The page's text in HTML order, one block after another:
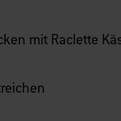
mit Raclette